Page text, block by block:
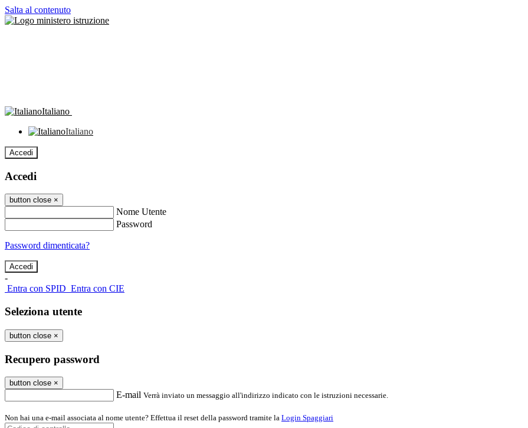
Salta al contenuto
Italiano
Italiano
Accedi
Accedi
button close ×
Nome Utente
Password
Password dimenticata?
-
Entra con SPID Entra con CIE
Seleziona utente
button close ×
Recupero password
button close ×
E-mail Verrà inviato un messaggio all'indirizzo indicato con le istruzioni necessarie.
Non hai una e-mail associata al nome utente? Effettua il reset della password tramite la Login Spaggiari